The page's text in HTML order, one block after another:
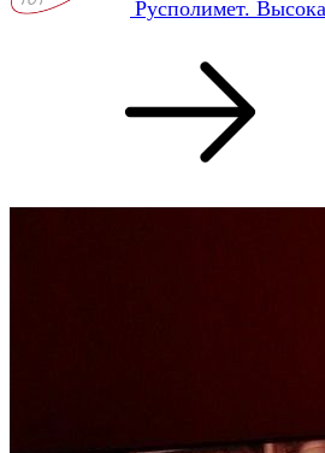
Русполимет.